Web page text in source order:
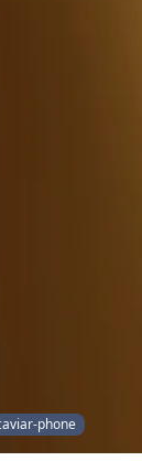
phone